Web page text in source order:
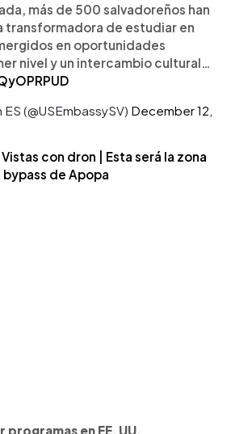
más de 500 salvadoreños han
transformadora de estudiar en
en oportunidades
nivel y un intercambio cultural…
(@USEmbassySV) December 12,
con dron | Esta será la zona
de Apopa
en EE. UU.